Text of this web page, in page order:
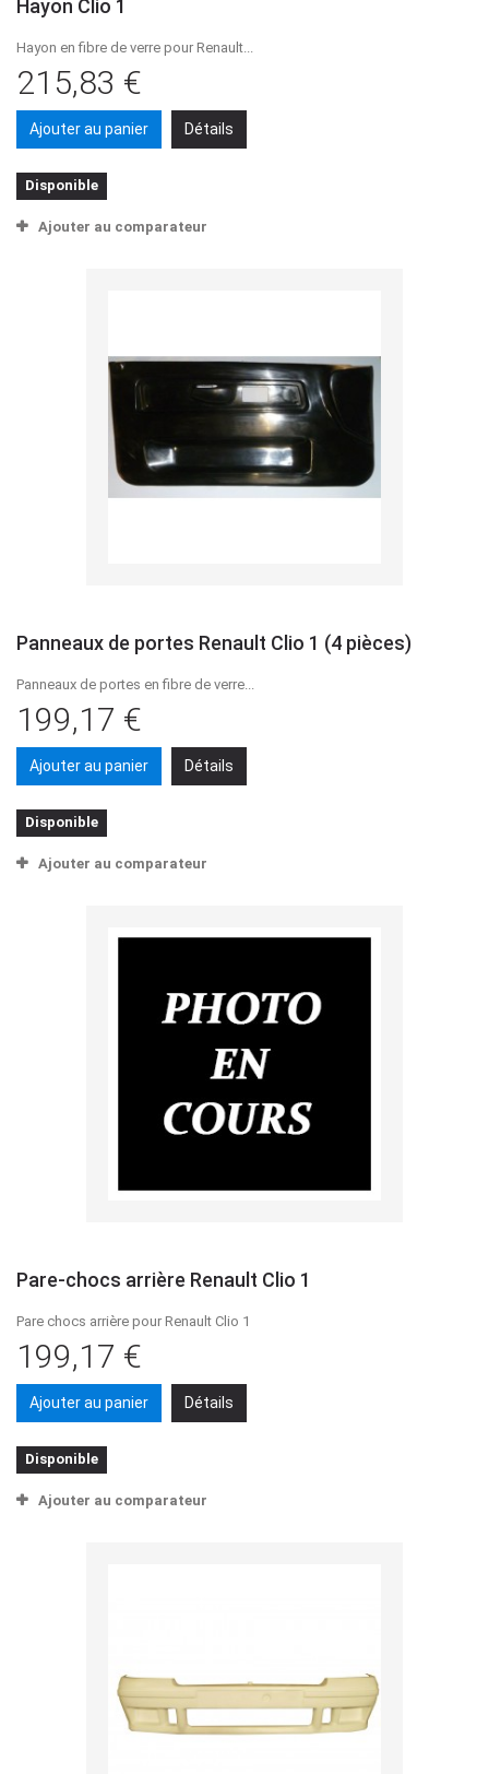
Hayon Clio 1
Hayon en fibre de verre pour Renault...
215,83 €
Ajouter au panier Détails
Disponible
Ajouter au comparateur
Panneaux de portes Renault Clio 1 (4 pièces)
Panneaux de portes en fibre de verre...
199,17 €
Ajouter au panier Détails
Disponible
Ajouter au comparateur
Pare-chocs arrière Renault Clio 1
Pare chocs arrière pour Renault Clio 1
199,17 €
Ajouter au panier Détails
Disponible
Ajouter au comparateur